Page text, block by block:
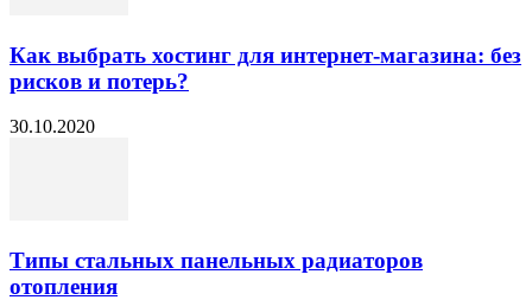
Как выбрать хостинг для интернет-магазина: без
рисков и потерь?
30.10.2020
Типы стальных панельных радиаторов
отопления